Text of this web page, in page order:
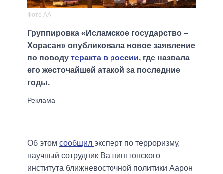
Фото AA
Группировка «Исламское государство –
Хорасан» опубликовала новое заявление
по поводу теракта в россии, где назвала
его жесточайшей атакой за последние
годы.
Об этом сообщил эксперт по терроризму,
научный сотрудник Вашингтонского
института ближневосточной политики Аарон